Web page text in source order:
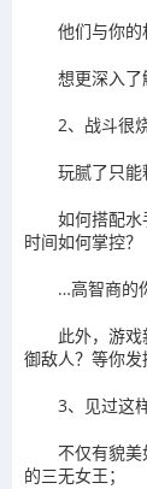
他们与你的
想更深入了
2、战斗很
玩腻了只能
如何搭配
时间如何掌控？
…高智商的
此外，游
御敌人？等你发
3、见过这
不仅有貌
的三无女王；